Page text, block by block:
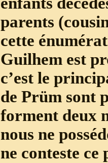
parents
cette
Guilhem est
c’est le
de Prüm sont
forment deux
nous ne
ne conteste ce